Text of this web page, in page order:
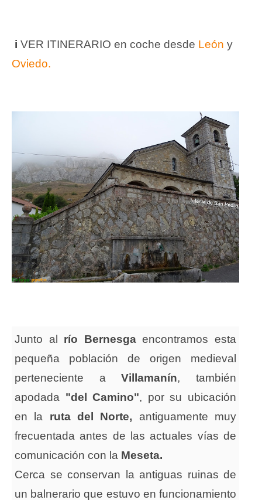
i VER ITINERARIO en coche desde León y
Oviedo.
Junto al río Bernesgaencontramos esta
pequeña población de origen medieval
perteneciente aVillamanín, también
apodada "del Camino", por su ubicación
en la ruta del Norte, antiguamente muy
frecuentada antes de las actuales vías de
comunicación con la Meseta.
Cerca se conservan la antiguas ruinas de
un balnerario que estuvo en funcionamiento